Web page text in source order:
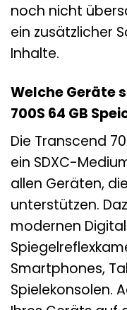
noch nicht
ein zusätzlicher
Inhalte.
Welche Geräte
700S 64 GB
Die Transcend
ein SDXC-
allen Geräten,
unterstützen.
modernen
Smartphones,
Spielekonsolen.